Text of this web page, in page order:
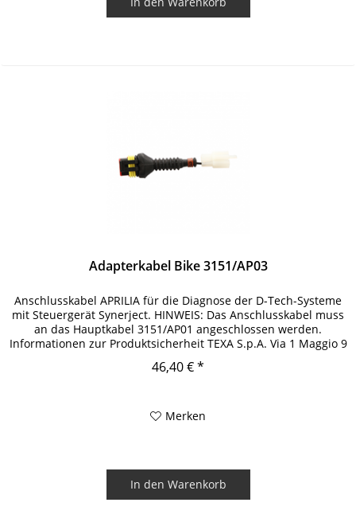
Adapterkabel Bike 3151/AP03
Anschlusskabel APRILIA für die Diagnose der D-Tech-Systeme
mit Steuergerät Synerject. HINWEIS: Das Anschlusskabel muss
an das Hauptkabel 3151/AP01 angeschlossen werden.
Informationen zur Produktsicherheit TEXA S.p.A. Via 1 Maggio 9
46,40 € *
Merken
In den Warenkorb